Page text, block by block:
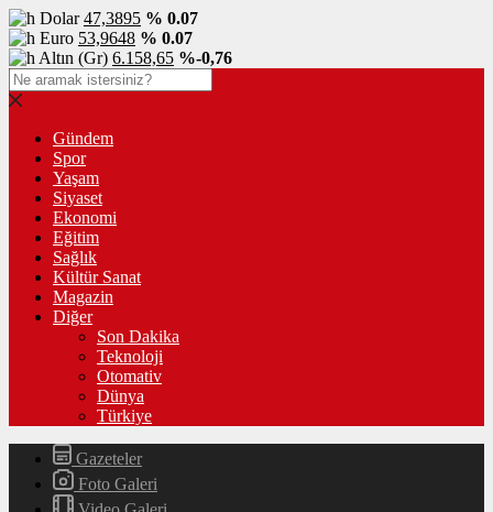
Dolar47,3895 % 0.07
Euro 53,9648 % 0.07
Altın (Gr) 6.158,65 %-0,76
Gündem
Spor
Yaşam
Siyaset
Ekonomi
Eğitim
Sağlık
Kültür Sanat
Magazin
Diğer
Son Dakika
Teknoloji
Otomativ
Dünya
Türkiye
Gazeteler
Foto Galeri